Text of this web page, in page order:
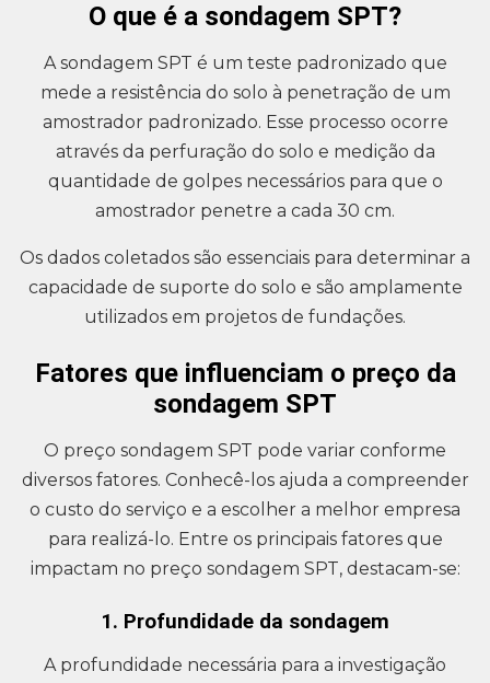
O que é a sondagem SPT?
A sondagem SPT é um teste padronizado que
mede a resistência do solo à penetração de um
amostrador padronizado. Esse processo ocorre
através da perfuração do solo e medição da
quantidade de golpes necessários para que o
amostrador penetre a cada 30 cm.
Os dados coletados são essenciais para determinar a
capacidade de suporte do solo e são amplamente
utilizados em projetos de fundações.
Fatores que influenciam o preço da
sondagem SPT
O preço sondagem SPT pode variar conforme
diversos fatores. Conhecê-los ajuda a compreender
o custo do serviço e a escolher a melhor empresa
para realizá-lo. Entre os principais fatores que
impactam no preço sondagem SPT, destacam-se:
1. Profundidade da sondagem
A profundidade necessária para a investigação